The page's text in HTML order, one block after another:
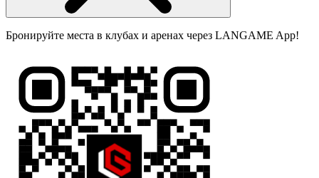
Бронируйте места в клубах и аренах через LANGAME App!